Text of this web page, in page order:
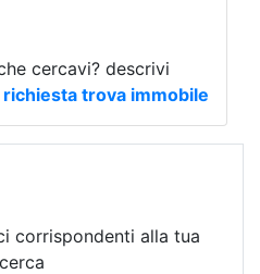
cercavi? descrivi
richiesta trova immobile
corrispondenti alla tua